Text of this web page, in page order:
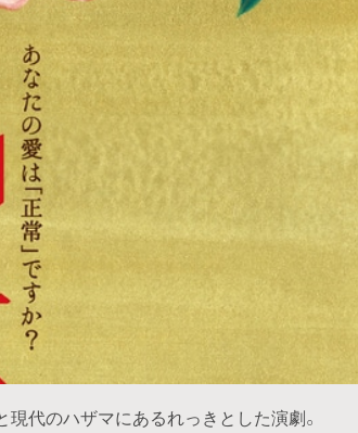
現代のハザマにあるれっきとした演劇。